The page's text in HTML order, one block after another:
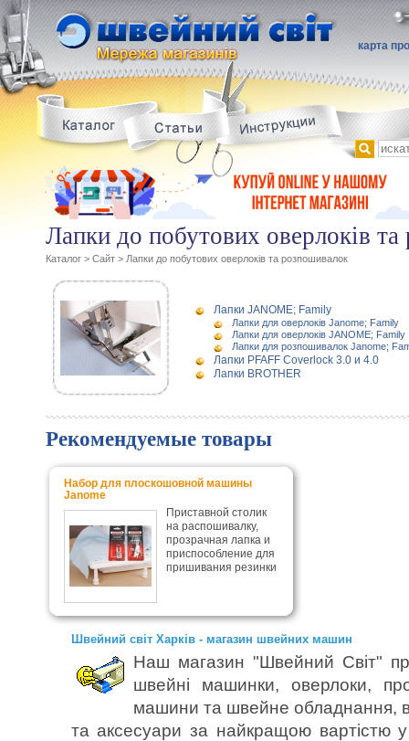
карта
Лапки до побутових оверлоків
Каталог > Сайт > Лапки до побутових оверлоків та розпошивалок
Лапки JANOME; Family
Лапки для оверлоків Janome; Family
Лапки для оверлоків JANOME; Family
Лапки для розпошивалок Janome;
Лапки PFAFF Coverlock 3.0 и 4.0
Лапки BROTHER
Рекомендуемые товары
Набор для плоскошовной машины
Janome
Приставной столик
на распошивалку,
прозрачная лапка и
приспособление для
пришивания резинки
Швейний світ Харків - магазин швейних машин
Наш магазин "Швейний Світ"
швейні машинки, оверлоки,
машини та швейне обладнання,
та аксесуари за найкращою вартістю у